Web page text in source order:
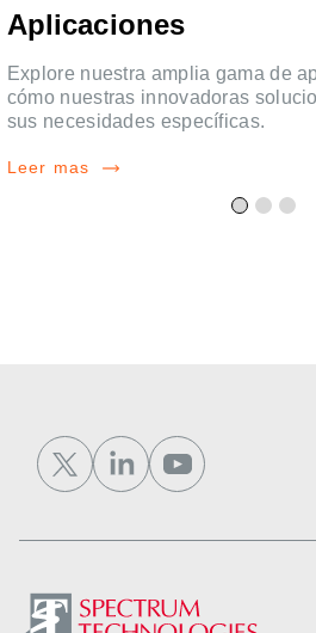
Aplicaciones
Explore nuestra amplia gama de
cómo nuestras innovadoras
sus necesidades específicas.
Leer mas